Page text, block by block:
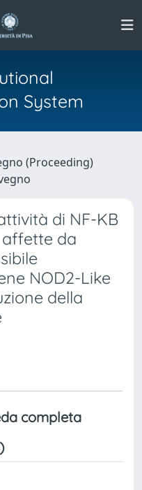
System
(Proceeding)
di NF-KB
da
NOD2-Like
della
completa